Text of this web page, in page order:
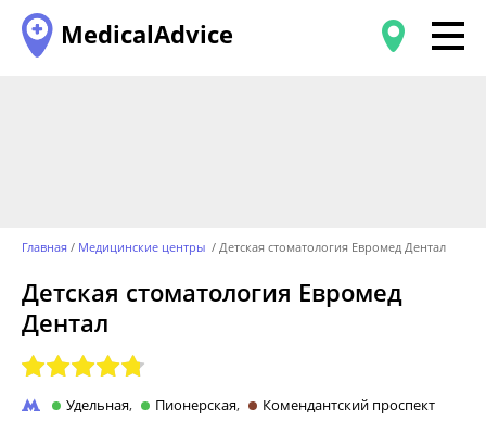
MedicalAdvice
Главная Медицинские центры Детская стоматология Евромед Дентал
Детская стоматология Евромед
Дентал
Удельная Пионерская
Комендантский проспект